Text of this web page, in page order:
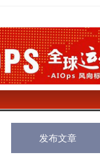
发布文章